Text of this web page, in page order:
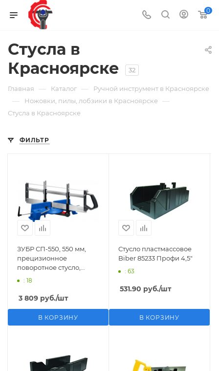
0
Стусла в
Красноярске
32
Главная — Каталог — Ручной инструмент в Красноярске
— Ножовки, пилы, лобзики в Красноярске —
Стусла в Красноярске
ФИЛЬТР
ЗУБР СП-550, 550 мм,
прецизионное
поворотное стусло,
Профессионал (15461-
: 18
3 809 руб./шт
В КОРЗИНУ
Стусло пластмассовое
Biber 85233 Профи 4,5"
: 63
531.90 руб./шт
В КОРЗИНУ